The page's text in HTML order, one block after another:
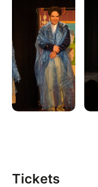
Tickets